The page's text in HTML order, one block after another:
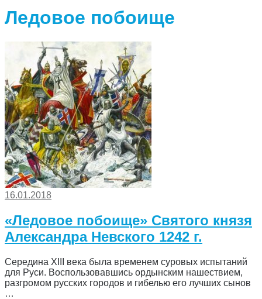
Ледовое побоище
16.01.2018
«Ледовое побоище» Святого князя
Александра Невского 1242 г.
Середина ХIII века была временем суровых испытаний
для Руси. Воспользовавшись ордынским нашествием,
разгромом русских городов и гибелью его лучших сынов
…